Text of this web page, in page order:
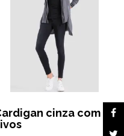
cinza com